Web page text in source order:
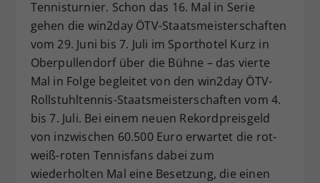
Tennisturnier. Schon das 16. Mal in Serie
gehen die win2day ÖTV-Staatsmeisterschaften
vom 29. Juni bis 7. Juli im Sporthotel Kurz in
Oberpullendorf über die Bühne – das vierte
Mal in Folge begleitet von den win2day ÖTV-
Rollstuhltennis-Staatsmeisterschaften vom 4.
bis 7. Juli. Bei einem neuen Rekordpreisgeld
von inzwischen 60.500 Euro erwartet die rot-
weiß-roten Tennisfans dabei zum
wiederholten Mal eine Besetzung, die einen